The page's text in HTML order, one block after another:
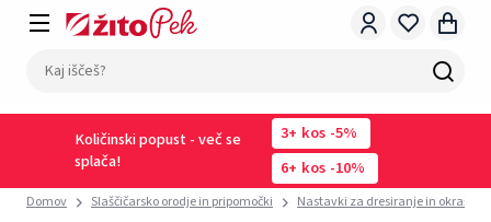
Količinski popust - več se
splača!
3 kos -5%
6
kos -10%
Domov Slaščičarsko orodje in pripomočki Nastavki za dresiranje in